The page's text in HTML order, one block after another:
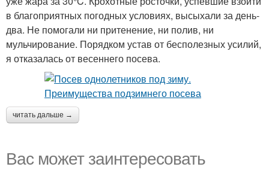
в благоприятных погодных условиях, высыхали за день-
два. Не помогали ни притенение, ни полив, ни
мульчирование. Порядком устав от бесполезных усилий,
я отказалась от весеннего посева.
читать дальше →
Вас может заинтересовать